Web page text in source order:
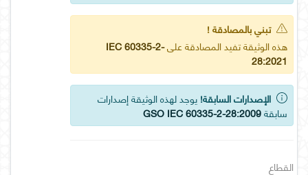
تبني بالمصادقة !
هذه الوثيقة تفيد المصادقة علىIEC 60335-2-
28:2021
الإصدارات السابقة! يوجد لهذه الوثيقة إصدارات
سابقةGSO IEC 60335-2-28:2009
القطاع